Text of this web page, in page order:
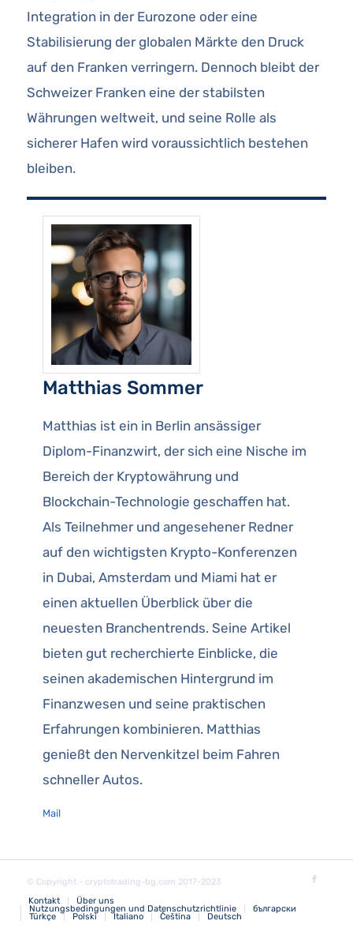
Integration in der Eurozone oder eine
Stabilisierung der globalen Märkte den Druck
auf den Franken verringern. Dennoch bleibt der
Schweizer Franken eine der stabilsten
Währungen weltweit, und seine Rolle als
sicherer Hafen wird voraussichtlich bestehen
bleiben.
Matthias Sommer
Matthias ist ein in Berlin ansässiger
Diplom-Finanzwirt, der sich eine Nische im
Bereich der Kryptowährung und
Blockchain-Technologie geschaffen hat.
Als Teilnehmer und angesehener Redner
auf den wichtigsten Krypto-Konferenzen
in Dubai, Amsterdam und Miami hat er
einen aktuellen Überblick über die
neuesten Branchentrends. Seine Artikel
bieten gut recherchierte Einblicke, die
seinen akademischen Hintergrund im
Finanzwesen und seine praktischen
Erfahrungen kombinieren. Matthias
genießt den Nervenkitzel beim Fahren
schneller Autos.
Mail
© Copyright - cryptotrading-bg.com 2017-2023
Kontakt
Über uns
Nutzungsbedingungen und Datenschutzrichtlinie български
Türkçe Polski Italiano Čeština Deutsch